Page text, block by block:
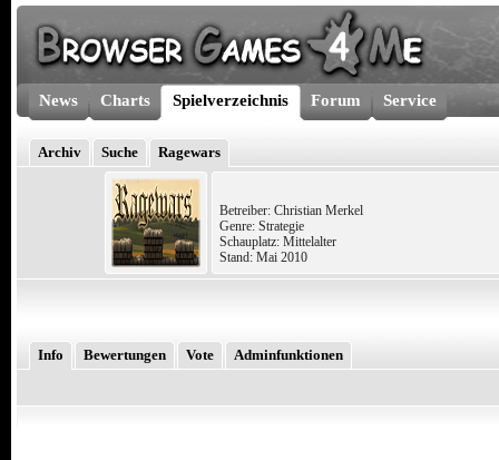
News Charts Spielverzeichnis Forum Service
Archiv Suche Ragewars
Betreiber: Christian Merkel
Genre: Strategie
Schauplatz: Mittelalter
Stand: Mai 2010
Info Bewertungen Vote Adminfunktionen